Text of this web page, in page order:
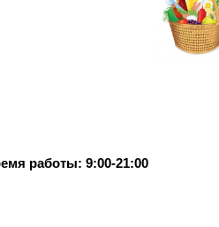
работы: 9:00-21:00